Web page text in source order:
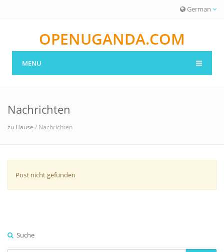
German
OPENUGANDA.COM
MENU
Nachrichten
zu Hause / Nachrichten
Post nicht gefunden
Suche